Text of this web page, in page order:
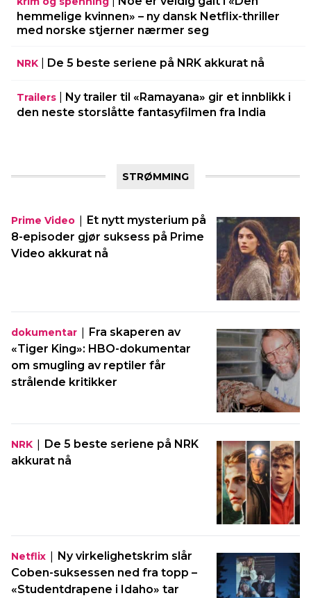
hemmelige kvinnen» – ny dansk Netflix-thriller
med norske stjerner nærmer seg
NRK De 5 beste seriene på NRK akkurat nå
Trailers
Ny trailer til «Ramayana» gir et innblikk i
den neste storslåtte fantasyfilmen fra India
STRØMMING
Prime Video | Et nytt mysterium på
8-episoder gjør suksess på Prime
Video akkurat nå
dokumentar | Fra skaperen av
«Tiger King»: HBO-dokumentar
om smugling av reptiler får
strålende kritikker
NRK | De 5 beste seriene på NRK
akkurat nå
Netflix | Ny virkelighetskrim slår
Coben-suksessen ned fra topp –
«Studentdrapene i Idaho» tar